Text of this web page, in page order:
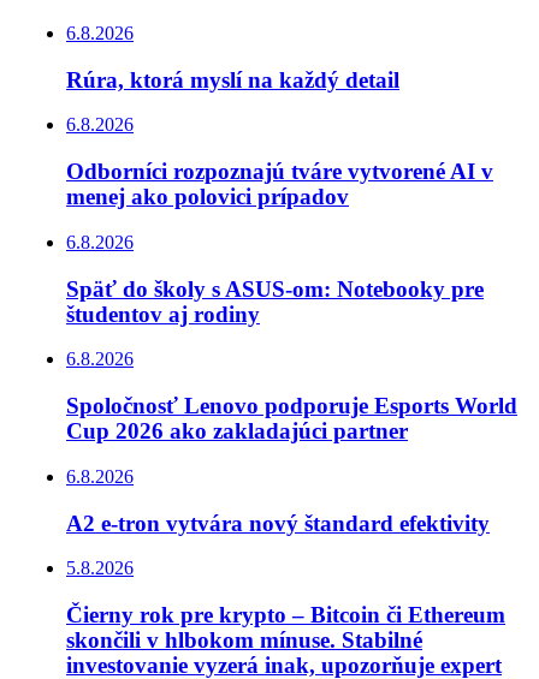
6.8.2026
Rúra, ktorá myslí na každý detail
6.8.2026
Odborníci rozpoznajú tváre vytvorené AI v
menej ako polovici prípadov
6.8.2026
Späť do školy s ASUS-om: Notebooky pre
študentov aj rodiny
6.8.2026
Spoločnosť Lenovo podporuje Esports World
Cup 2026 ako zakladajúci partner
6.8.2026
A2 e-tron vytvára nový štandard efektivity
5.8.2026
Čierny rok pre krypto – Bitcoin či Ethereum
skončili v hlbokom mínuse. Stabilné
investovanie vyzerá inak, upozorňuje expert